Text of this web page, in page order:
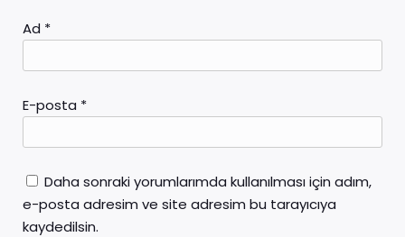
Ad *
E-posta *
Daha sonraki yorumlarımda kullanılması için adım,
e-posta adresim ve site adresim bu tarayıcıya
kaydedilsin.